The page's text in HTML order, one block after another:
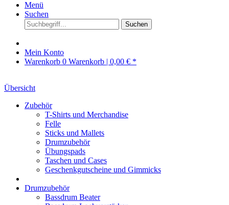
Menü
Suchen
Suchen
Mein Konto
Warenkorb 0 Warenkorb | 0,00 € *
Übersicht
Zubehör
T-Shirts und Merchandise
Felle
Sticks und Mallets
Drumzubehör
Übungspads
Taschen und Cases
Geschenkgutscheine und Gimmicks
Drumzubehör
Bassdrum Beater